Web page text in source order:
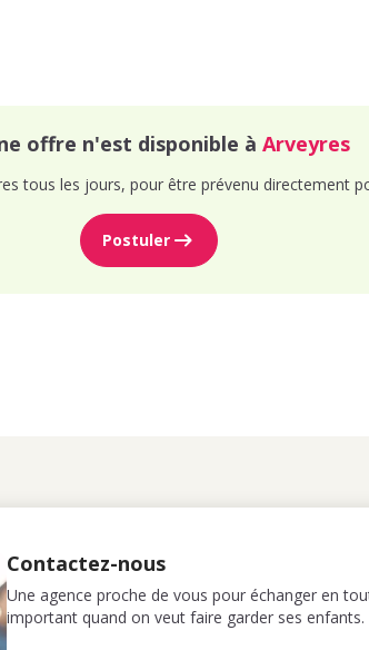
offre n'est disponible à Arveyres
tous les jours, pour être prévenu directement
Postuler
Contactez-nous
Une agence proche de vous pour échanger en
important quand on veut faire garder ses enfants.